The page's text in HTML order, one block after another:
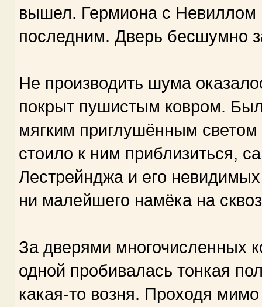
вышел. Гермиона с
последним. Дверь бесшумно
Не производить шума
покрыт пушистым ковром.
мягким приглушённым
стоило к ним приблизиться,
Лестрейнджа и его
ни малейшего намёка на
За дверями многочисленных
одной пробивалась тонкая
какая-то возня. Проходя